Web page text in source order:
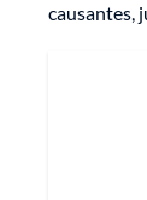
causantes,